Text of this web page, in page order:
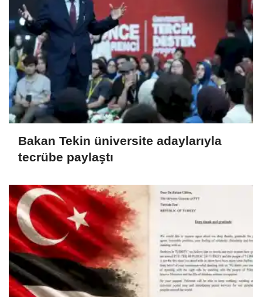
Bakan Tekin üniversite adaylarıyla
tecrübe paylaştı